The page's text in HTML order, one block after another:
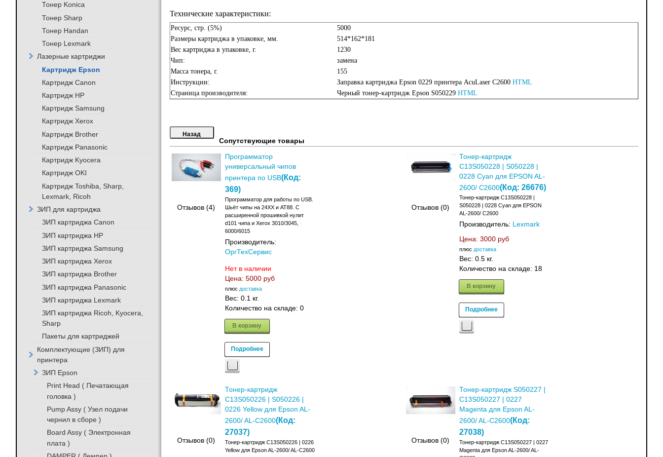
Технические характеристики:
Ресурс, стр. (5%)
5000
Размеры картриджа в упаковке, мм.
514*162*181
Вес картриджа в упаковке, г.
1230
Чип:
замена
Масса тонера, г.
155
Инструкции:
Заправка картриджа Epson 0229 принтера AcuLaser C2600 HTML
Страница производителя:
Черный тонер-картридж Epson S050229 HTML
Сопутствующие товары
Отзывов (4)
Программатор
универсальный чипов
принтера по USB(Код:
369)
Программатор для работы по USB.
Шьёт чипы на 24XX и АТ88. C
расширенной прошивкой нулит
d101 чипа и Xerox 3010/3045,
6000/6015
Производитель:
ОргТехСервис
Нет в наличии
Цена: 5000 руб
плюс доставка
Вес: 0.1 кг.
Количество на складе: 0
В корзину
Подробнее
Отзывов (0)
Тонер-картридж
C13S050228 | S050228 |
0228 Cyan для EPSON AL-
2600/ C2600(Код: 26676)
Тонер-картридж C13S050228 |
S050228 | 0228 Cyan для EPSON
AL-2600/ C2600
Производитель: Lexmark
Цена: 3000 руб
плюс доставка
Вес: 0.5 кг.
Количество на складе: 18
В корзину
Подробнее
Отзывов (0)
Тонер-картридж
C13S050226 | S050226 |
0226 Yellow для Epson AL-
2600/ AL-C2600(Код:
27037)
Тонер-картридж C13S050226 | 0226
Yellow для Epson AL-2600/ AL-C2600
Отзывов (0)
Тонер-картридж S050227 |
C13S050227 | 0227
Magenta для Epson AL-
2600/ AL-C2600(Код:
27038)
Тонер-картридж C13S050227 | 0227
Magenta для Epson AL-2600/ AL-
Тонер Konica
Тонер Sharp
Тонер Handan
Тонер Lexmark
Лазерные картриджи
Картридж Epson
Картридж Canon
Картридж HP
Картридж Samsung
Картридж Xerox
Картридж Brother
Картридж Panasonic
Картридж Kyocera
Картридж OKI
Картридж Toshiba, Sharp,
Lexmark, Ricoh
ЗИП для картриджа
ЗИП картриджа Canon
ЗИП картриджа HP
ЗИП картриджа Samsung
ЗИП картриджа Xerox
ЗИП картриджа Brother
ЗИП картриджа Panasonic
ЗИП картриджа Lexmark
ЗИП картриджа Ricoh, Kyocera,
Sharp
Пакеты для картриджей
Комплектующие (ЗИП) для
принтера
ЗИП Epson
Print Head ( Печатающая
головка )
Pump Assy ( Узел подачи
чернил в сборе )
Board Assy ( Электронная
плата )